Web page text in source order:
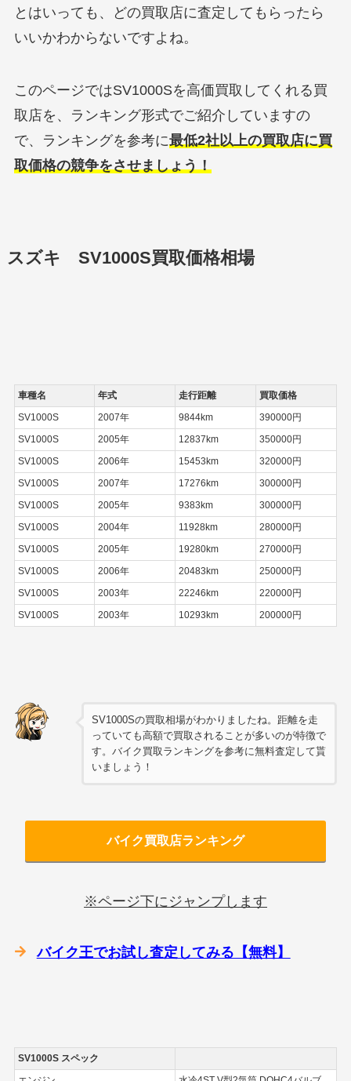
とはいっても、どの買取店に査定してもらったら
いいかわからないですよね。
このページではSV1000Sを高価買取してくれる買
取店を、ランキング形式でご紹介していますの
で、ランキングを参考に最低2社以上の買取店に買
取価格の競争をさせましょう！
スズキ SV1000S買取価格相場
車種名 年式 走行距離
買取価格
SV1000S
2007年 9844km
390000円
SV1000S
2005年 12837km
350000円
SV1000S
2006年 15453km
320000円
SV1000S
2007年 17276km
300000円
SV1000S
2005年 9383km
300000円
SV1000S
2004年 11928km
280000円
SV1000S
2005年 19280km
270000円
SV1000S
2006年 20483km
250000円
SV1000S
2003年 22246km
220000円
SV1000S
2003年 10293km 200000円
SV1000Sの買取相場がわかりましたね。距離を走
っていても高額で買取されることが多いのが特徴で
す。バイク買取ランキングを参考に無料査定して貰
いましょう！
バイク買取店ランキング
※ページ下にジャンプします
バイク王でお試し査定してみる【無料】
SV1000S スペック